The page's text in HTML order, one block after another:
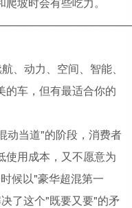
、动力、空间、智能、
的车，但有最适合你的
动当道"的阶段，消费者
用成本，又不愿意为
候以"豪华超混第一
了这个"既要又要"的矛